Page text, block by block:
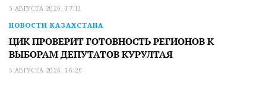
5 АВГУСТА 2026, 17:11
НОВОСТИ КАЗАХСТАНА
ЦИК ПРОВЕРИТ ГОТОВНОСТЬ РЕГИОНОВ К
ВЫБОРАМ ДЕПУТАТОВ КУРУЛТАЯ
5 АВГУСТА 2026, 16:26